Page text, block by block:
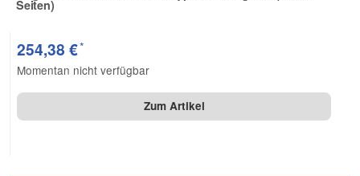
Seiten)
Zur Artikelbewertung
254,38 €*
Momentan nicht verfügbar
Zum Artikel